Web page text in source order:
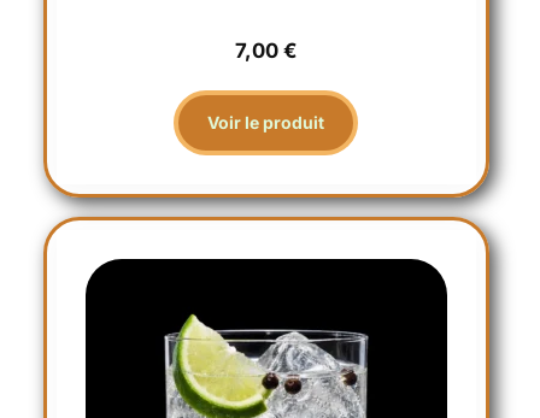
7,00€
Voir le produit